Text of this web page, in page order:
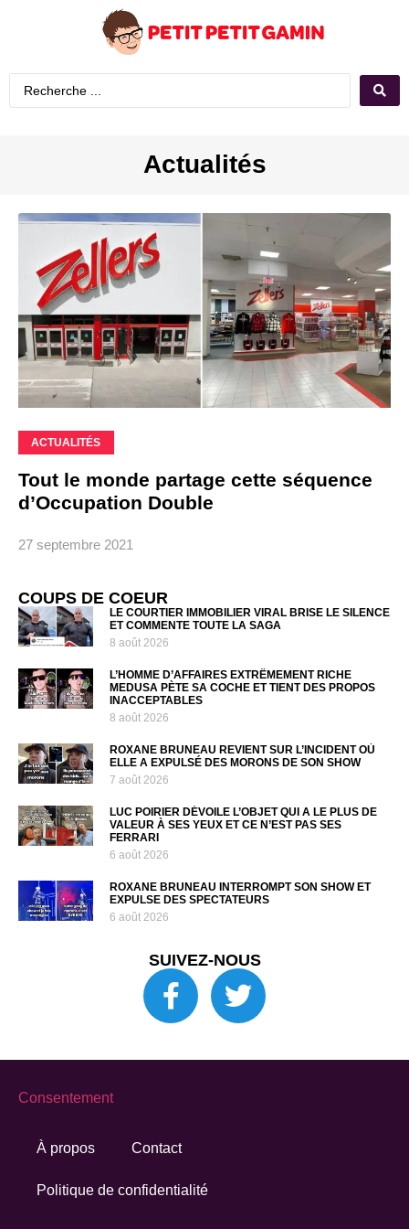
Actualités
ACTUALITÉS
Tout le monde partage cette séquence
d’Occupation Double
27 septembre 2021
COUPS DE COEUR
LE COURTIER IMMOBILIER VIRAL BRISE LE SILENCE
ET COMMENTE TOUTE LA SAGA
8 août 2026
L’HOMME D’AFFAIRES EXTRÊMEMENT RICHE
MEDUSA PÈTE SA COCHE ET TIENT DES PROPOS
INACCEPTABLES
8 août 2026
ROXANE BRUNEAU REVIENT SUR L’INCIDENT OÙ
ELLE A EXPULSÉ DES MORONS DE SON SHOW
7 août 2026
LUC POIRIER DÉVOILE L’OBJET QUI A LE PLUS DE
VALEUR À SES YEUX ET CE N’EST PAS SES
FERRARI
6 août 2026
ROXANE BRUNEAU INTERROMPT SON SHOW ET
EXPULSE DES SPECTATEURS
6 août 2026
SUIVEZ-NOUS
À propos Contact
Politique de confidentialité
Consentement